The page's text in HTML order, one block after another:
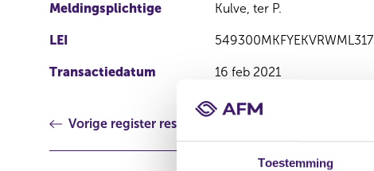
Toestemming
Meldingsplichtige Kulve, ter P.
LEI 549300MKFYEKVRWML317
Transactiedatum 16 feb 2021
Vorige register resultaat